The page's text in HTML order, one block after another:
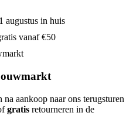
augustus in huis
vanaf €50
aankoop naar ons terugsturen
gratis retourneren in de